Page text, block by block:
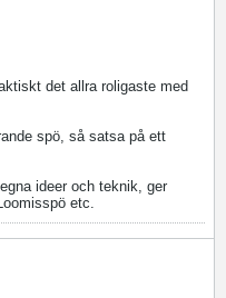
det allra roligaste med
spö, så satsa på ett
ideer och teknik, ger
etc.